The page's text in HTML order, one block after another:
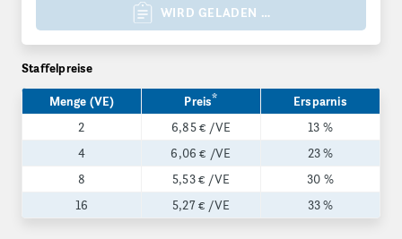
WIRD GELADEN …
Staffelpreise
Menge (VE) Preis*
Ersparnis
2
6,85 € /VE
13 %
4
6,06 € /VE
23 %
8
5,53 € /VE
30 %
16
5,27 € /VE 33 %